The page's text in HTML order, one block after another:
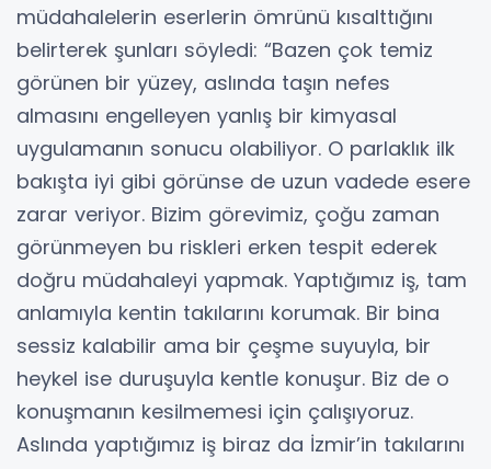
müdahalelerin eserlerin ömrünü kısalttığını
belirterek şunları söyledi: “Bazen çok temiz
görünen bir yüzey, aslında taşın nefes
almasını engelleyen yanlış bir kimyasal
uygulamanın sonucu olabiliyor. O parlaklık ilk
bakışta iyi gibi görünse de uzun vadede esere
zarar veriyor. Bizim görevimiz, çoğu zaman
görünmeyen bu riskleri erken tespit ederek
doğru müdahaleyi yapmak. Yaptığımız iş, tam
anlamıyla kentin takılarını korumak. Bir bina
sessiz kalabilir ama bir çeşme suyuyla, bir
heykel ise duruşuyla kentle konuşur. Biz de o
konuşmanın kesilmemesi için çalışıyoruz.
Aslında yaptığımız iş biraz da İzmir’in takılarını